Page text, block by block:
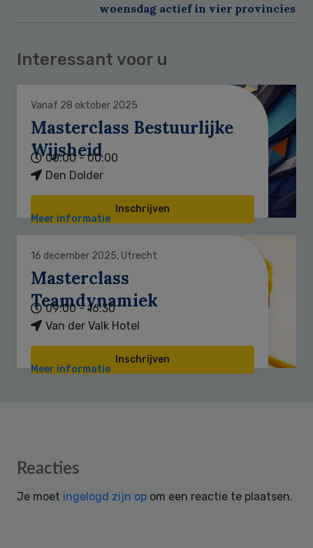
woensdag actief in vier provincies
Interessant voor u
Vanaf 28 oktober 2025
Masterclass Bestuurlijke
Wijsheid
00:00 - 00:00
Den Dolder
Inschrijven
Meer informatie
16 december 2025, Utrecht
Masterclass
Teamdynamiek
09:00 - 16:30
Van der Valk Hotel
Inschrijven
Meer informatie
Reader
Reacties
Je moet ingelogd zijn op om een reactie te plaatsen.